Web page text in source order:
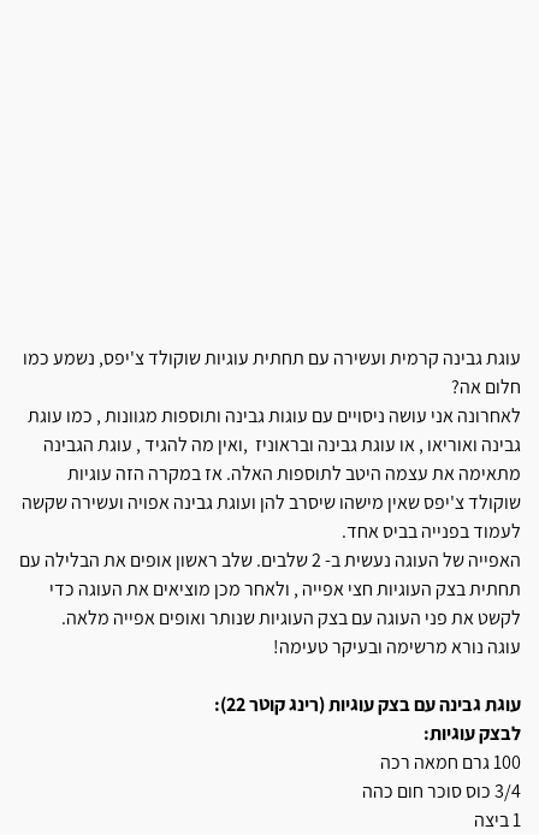
עוגת גבינה קרמית ועשירה עם תחתית עוגיות שוקולד צ'יפס, נשמע כמו
חלום אה?
לאחרונה אני עושה ניסויים עם עוגות גבינה ותוספות מגוונות , כמו עוגת
גבינה ואוריאו , או עוגת גבינה ובראוניז ,ואין מה להגיד , עוגת הגבינה
מתאימה את עצמה היטב לתוספות האלה. אז במקרה הזה עוגיות
שוקולד צ'יפס שאין מישהו שיסרב להן ועוגת גבינה אפויה ועשירה שקשה
לעמוד בפנייה בביס אחד.
האפייה של העוגה נעשית ב- 2 שלבים. שלב ראשון אופים את הבלילה עם
תחתית בצק העוגיות חצי אפייה , ולאחר מכן מוציאים את העוגה כדי
לקשט את פני העוגה עם בצק העוגיות שנותר ואופים אפייה מלאה.
עוגה נורא מרשימה ובעיקר טעימה!
עוגת גבינה עם בצק עוגיות (רינג קוטר 22):
לבצק עוגיות:
100 גרם חמאה רכה
3/4 כוס סוכר חום כהה
1 ביצה